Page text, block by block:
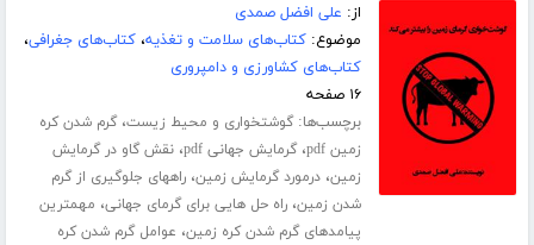
از: علی افضل صمدی
موضوع:کتاب‌های سلامت و تغذیه،کتاب‌های جغرافی،
کتاب‌های کشاورزی و دامپروری
۱۶ صفحه
برچسب‌ها:گوشتخواری و محیط زیست،گرم شدن کره
زمین pdf
،گرمایش جهانی pdf ،نقش گاو در گرمایش
زمین،درمورد گرمایش زمین،راههای جلوگیری از گرم
شدن زمین،راه حل هایی برای گرمای جهانی، مهمترین
پیامدهای گرم شدن کره زمین، عوامل گرم شدن کره